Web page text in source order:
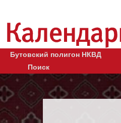
Бутовский полигон НКВД
Поиск